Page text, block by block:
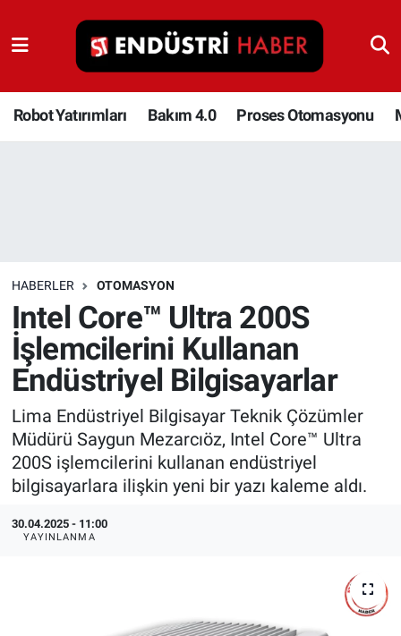
Robot Yatırımları Bakım 4.0 Proses Otomasyonu
HABERLER OTOMASYON
Intel Core™ Ultra 200S
İşlemcilerini Kullanan
Endüstriyel Bilgisayarlar
Lima Endüstriyel Bilgisayar Teknik Çözümler
Müdürü Saygun Mezarcıöz, Intel Core™ Ultra
200S işlemcilerini kullanan endüstriyel
bilgisayarlara ilişkin yeni bir yazı kaleme aldı.
30.04.2025 - 11:00
YAYINLANMA
Robot Yatırımları
Bakım 4.0
Depolama Çözümleri
İnşaat ve Malzeme
HaberOrtak
EndüstriST
Enerjisini Üreten Fabrikalar
Endüstri 4.0 Uygulamaları